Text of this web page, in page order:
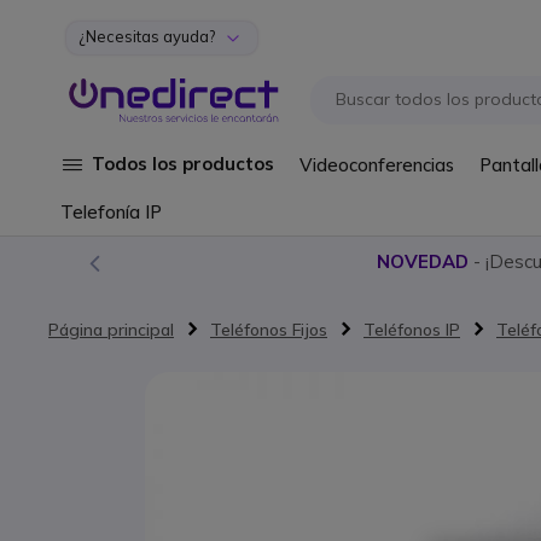
Ir al contenido
¿Necesitas ayuda?
Todos los productos Videoconferencias
Telefonía IP
NOVEDAD -
Página principal Teléfonos Fijos Teléfonos IP